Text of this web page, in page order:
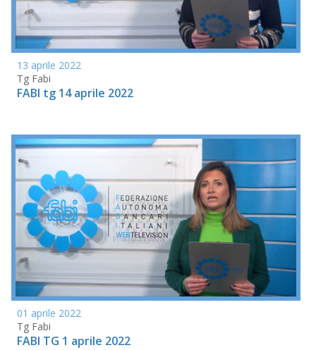
13 aprile 2022
Tg Fabi
FABI tg 14 aprile 2022
01 aprile 2022
Tg Fabi
FABI TG 1 aprile 2022